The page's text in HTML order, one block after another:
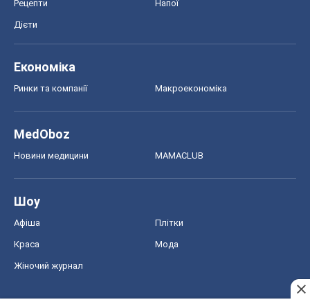
Рецепти Напої
Дієти
Економіка
Ринки та компанії Макроекономіка
MedOboz
Новини медицини MAMACLUB
Шоу
Афіша Плітки
Краса Мода
Жіночий журнал